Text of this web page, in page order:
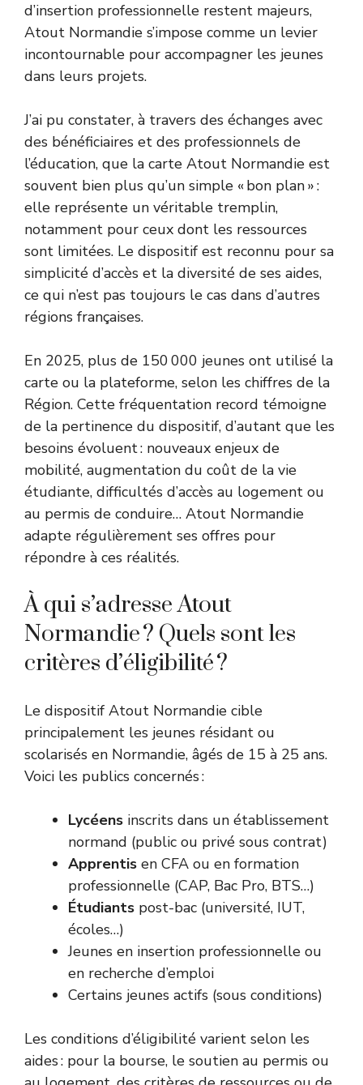
d’insertion professionnelle restent majeurs,
Atout Normandie s’impose comme un levier
incontournable pour accompagner les jeunes
dans leurs projets.
J’ai pu constater, à travers des échanges avec
des bénéficiaires et des professionnels de
l’éducation, que la carte Atout Normandie est
souvent bien plus qu’un simple « bon plan » :
elle représente un véritable tremplin,
notamment pour ceux dont les ressources
sont limitées. Le dispositif est reconnu pour sa
simplicité d’accès et la diversité de ses aides,
ce qui n’est pas toujours le cas dans d’autres
régions françaises.
En 2025, plus de 150 000 jeunes ont utilisé la
carte ou la plateforme, selon les chiffres de la
Région. Cette fréquentation record témoigne
de la pertinence du dispositif, d’autant que les
besoins évoluent : nouveaux enjeux de
mobilité, augmentation du coût de la vie
étudiante, difficultés d’accès au logement ou
au permis de conduire… Atout Normandie
adapte régulièrement ses offres pour
répondre à ces réalités.
À qui s’adresse Atout
Normandie ? Quels sont les
critères d’éligibilité ?
Le dispositif Atout Normandie cible
principalement les jeunes résidant ou
scolarisés en Normandie, âgés de 15 à 25 ans.
Voici les publics concernés :
Lycéens inscrits dans un établissement
normand (public ou privé sous contrat)
Apprentis en CFA ou en formation
professionnelle (CAP, Bac Pro, BTS…)
Étudiants post-bac (université, IUT,
écoles…)
Jeunes en insertion professionnelle ou
en recherche d’emploi
Certains jeunes actifs (sous conditions)
Les conditions d’éligibilité varient selon les
aides : pour la bourse, le soutien au permis ou